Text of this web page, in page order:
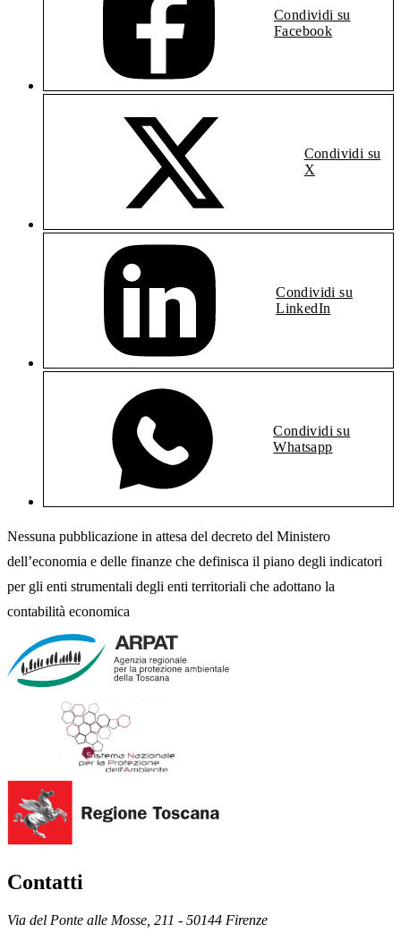
Condividi su
Facebook
Condividi su
X
Condividi su
LinkedIn
Condividi su
Whatsapp
Nessuna pubblicazione in attesa del decreto del Ministero
dell’economia e delle finanze che definisca il piano degli indicatori
per gli enti strumentali degli enti territoriali che adottano la
contabilità economica
Contatti
Via del Ponte alle Mosse, 211 - 50144 Firenze